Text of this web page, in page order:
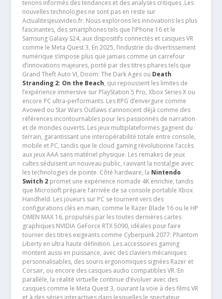
tenons informés des tendances et des analyses critiques .Les
nouvelles technologies ne sont pas en reste sur
Actualitesjeuxvideo.fr. Nous explorons les innovations les plus
fascinantes, des smartphones tels que l’iPhone 16 et le
Samsung Galaxy S24, aux dispositifs connectés et casques VR
comme le Meta Quest 3. En 2025, l’industrie du divertissement
numérique s’impose plus que jamais comme un carrefour
d’innovations majeures, porté par des titres phares tels que
Grand Theft Auto VI, Doom: The Dark Ages ou Death
Stranding 2: On the Beach, qui repoussent les limites de
l’expérience immersive sur PlayStation 5 Pro, Xbox Series X ou
encore PC ultra-performants. Les RPG d’envergure comme
Avowed ou Star Wars Outlaws s’annoncent déjà comme des
références incontournables pour les passionnés de narration
et de mondes ouverts. Les jeux multiplateformes gagnent du
terrain, garantissant une interopérabilité totale entre console,
mobile et PC, tandis que le cloud gaming révolutionne l’accès
aux jeux AAA sans matériel physique. Les remakes de jeux
cultes séduisent un nouveau public, ravivant la nostalgie avec
les technologies de pointe. Côté hardware, la Nintendo
Switch 2promet une expérience nomade 4K enrichie, tandis
que Microsoft prépare l’arrivée de sa console portable Xbox
Handheld. Les joueurs sur PC se tournent vers des
configurations clés en main, comme le Razer Blade 16 ou le HP
OMEN MAX 16, propulsés par les toutes dernières cartes
graphiques NVIDIA GeForce RTX 5090, idéales pour faire
tourner des titres exigeants comme Cyberpunk 2077: Phantom
Liberty en ultra haute définition. Les accessoires gaming
montent aussi en puissance, avec des claviers mécaniques
personnalisables, des souris ergonomiques signées Razer et
Corsair, ou encore des casques audio compatibles VR. En
parallèle, la réalité virtuelle continue d’évoluer avec des
casques comme le Meta Quest 3, ouvrant la voie à des films VR